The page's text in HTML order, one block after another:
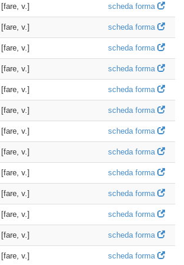
[fare, v.] scheda forma
[fare, v.] scheda forma
[fare, v.] scheda forma
[fare, v.] scheda forma
[fare, v.] scheda forma
[fare, v.] scheda forma
[fare, v.] scheda forma
[fare, v.] scheda forma
[fare, v.] scheda forma
[fare, v.] scheda forma
[fare, v.] scheda forma
[fare, v.] scheda forma
[fare, v.] scheda forma